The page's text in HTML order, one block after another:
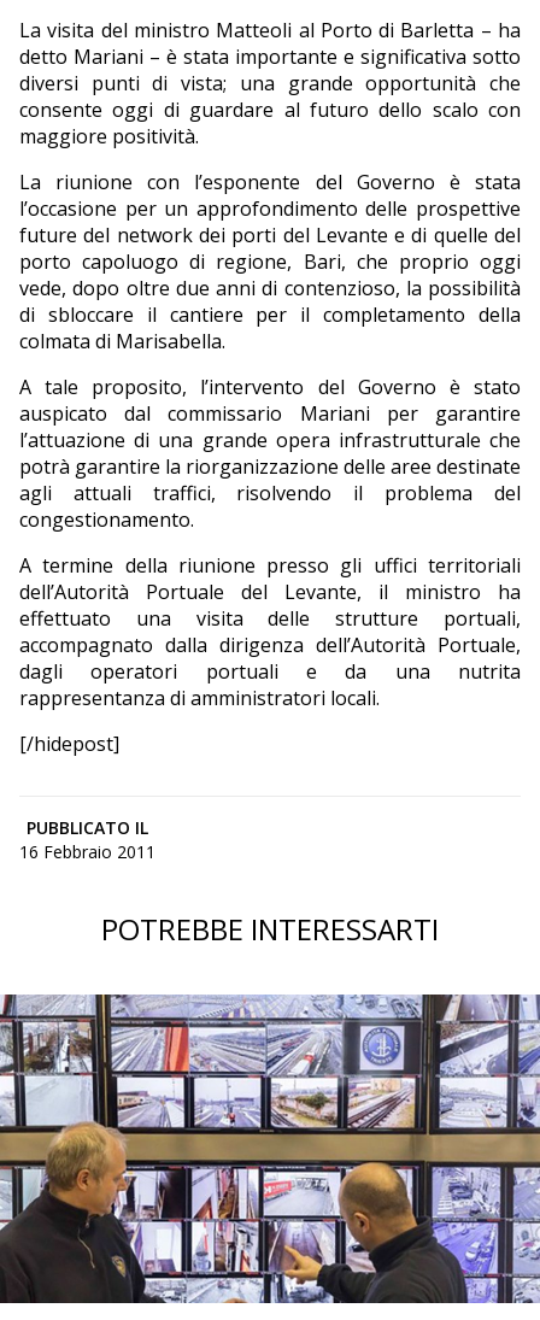
La visita del ministro Matteoli al Porto di Barletta – ha
detto Mariani – è stata importante e significativa sotto
diversi punti di vista; una grande opportunità che
consente oggi di guardare al futuro dello scalo con
maggiore positività.
La riunione con l’esponente del Governo è stata
l’occasione per un approfondimento delle prospettive
future del network dei porti del Levante e di quelle del
porto capoluogo di regione, Bari, che proprio oggi
vede, dopo oltre due anni di contenzioso, la possibilità
di sbloccare il cantiere per il completamento della
colmata di Marisabella.
A tale proposito, l’intervento del Governo è stato
auspicato dal commissario Mariani per garantire
l’attuazione di una grande opera infrastrutturale che
potrà garantire la riorganizzazione delle aree destinate
agli attuali traffici, risolvendo il problema del
congestionamento.
A termine della riunione presso gli uffici territoriali
dell’Autorità Portuale del Levante, il ministro ha
effettuato una visita delle strutture portuali,
accompagnato dalla dirigenza dell’Autorità Portuale,
dagli operatori portuali e da una nutrita
rappresentanza di amministratori locali.
[/hidepost]
PUBBLICATO IL
16 Febbraio 2011
POTREBBE INTERESSARTI